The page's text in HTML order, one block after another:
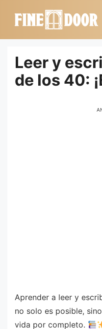
Leer y
de los 40:
Aprender a leer y
no solo es posible,
vida por completo.